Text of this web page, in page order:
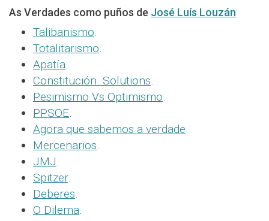
As Verdades como puños de José Luís Louzán
Talibanismo.
Totalitarismo.
Apatía.
Constitución. Solutions.
Pesimismo Vs Optimismo.
PPSOE.
Agora que sabemos a verdade.
Mercenarios.
JMJ.
Spitzer.
Deberes.
O Dilema.